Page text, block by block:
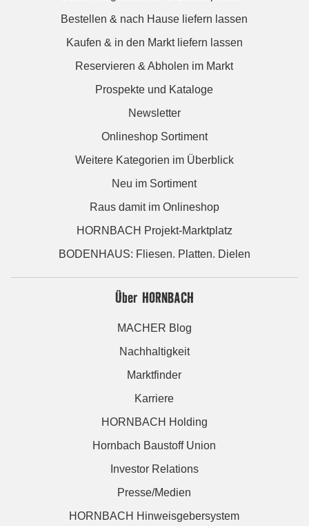
Bestellen & nach Hause liefern lassen
Kaufen & in den Markt liefern lassen
Reservieren & Abholen im Markt
Prospekte und Kataloge
Newsletter
Onlineshop Sortiment
Weitere Kategorien im Überblick
Neu im Sortiment
Raus damit im Onlineshop
HORNBACH Projekt-Marktplatz
BODENHAUS: Fliesen. Platten. Dielen
Über HORNBACH
MACHER Blog
Nachhaltigkeit
Marktfinder
Karriere
HORNBACH Holding
Hornbach Baustoff Union
Investor Relations
Presse/Medien
HORNBACH Hinweisgebersystem